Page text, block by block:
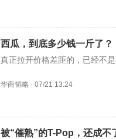
西瓜，到底多少钱一斤了？
真正拉开价格差距的，已经不
华商韬略 · 07/21 13:24
被“催熟”的T-Pop，还成不